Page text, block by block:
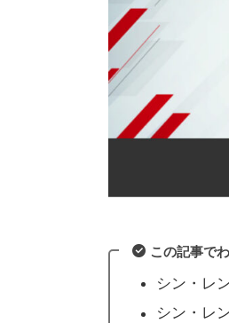
この記事で
シン・レ
シン・レ